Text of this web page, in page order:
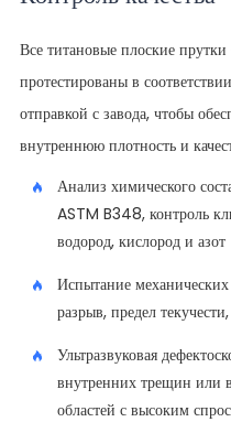
Все титановые плоские
протестированы в
отправкой с завода, чтобы
внутреннюю плотность и
Анализ химического
ASTM B348, контроль
водород, кислород и азот
Испытание
разрыв, предел
Ультразвуковая
внутренних трещин или
областей с высоким